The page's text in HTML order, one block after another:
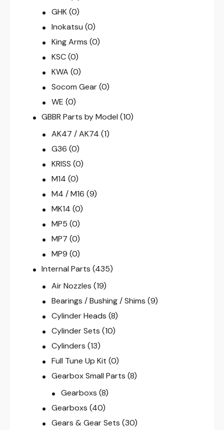
GHK (0)
Inokatsu (0)
King Arms (0)
KSC (0)
KWA (0)
Socom Gear (0)
WE (0)
GBBR Parts by Model (10)
AK47 / AK74 (1)
G36 (0)
KRISS (0)
M14 (0)
M4 / M16 (9)
MK14 (0)
MP5 (0)
MP7 (0)
MP9 (0)
Internal Parts (435)
Air Nozzles (19)
Bearings / Bushing / Shims (9)
Cylinder Heads (8)
Cylinder Sets (10)
Cylinders (13)
Full Tune Up Kit (0)
Gearbox Small Parts (8)
Gearboxs (8)
Gearboxs (40)
Gears & Gear Sets (30)